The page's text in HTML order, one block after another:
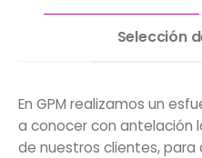
Selección
En GPM realizamos un
a conocer con antelación
de nuestros clientes, para